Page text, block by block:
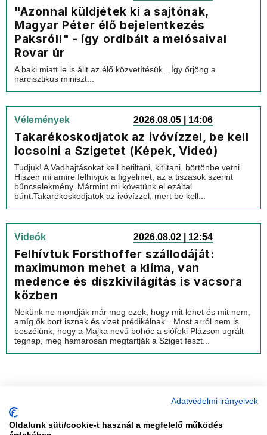
"Azonnal küldjétek ki a sajtónak,
Magyar Péter élő bejelentkezés
Paksról!" - így ordibált a melósaival
Rovar úr
A baki miatt le is állt az élő közvetítésük…Így őrjöng a
nárcisztikus miniszt...
Vélemények 2026.08.05 | 14:06
Takarékoskodjatok az ivóvízzel, be kell
locsolni a Szigetet (Képek, Videó)
Tudjuk! A Vadhajtásokat kell betiltani, kitiltani, börtönbe vetni.
Hiszen mi amire felhívjuk a figyelmet, az a tiszások szerint
bűncselekmény. Mármint mi követünk el ezáltal
bűnt.Takarékoskodjatok az ivóvízzel, mert be kell...
Videók 2026.08.02 | 12:54
Felhívtuk Forsthoffer szállodáját:
maximumon mehet a klíma, van
medence és díszkivilágítás is vacsora
közben
Nekünk ne mondják már meg ezek, hogy mit lehet és mit nem,
amíg ők bort isznak és vizet prédikálnak…Most arról nem is
beszélünk, hogy a Majka nevű bohóc a siófoki Plázson ugrált
tegnap, meg hamarosan megtartják a Sziget feszt...
Adatvédelmi irányelvek
Oldalunk süti/cookie-t használ a megfelelő működés